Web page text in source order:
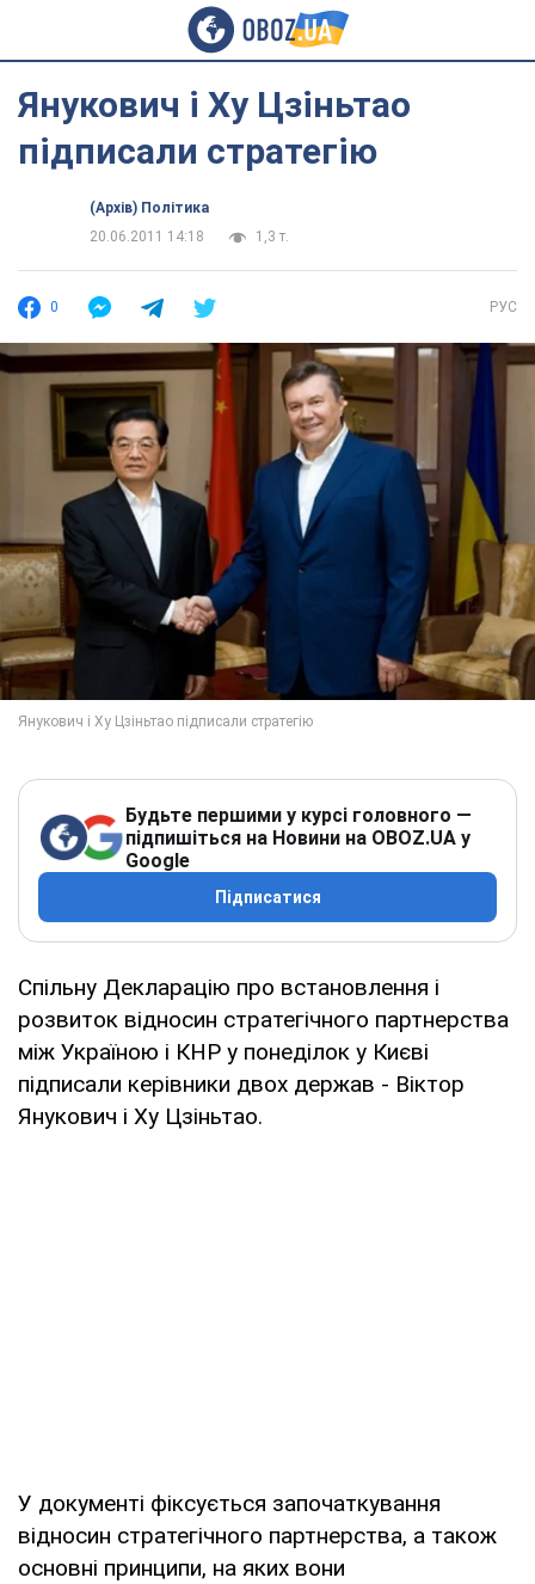
Янукович і Ху Цзіньтао
підписали стратегію
(Архів) Політика
20.06.2011 14:18
1,3 т.
0 РУС
Будьте першими у курсі головного —
підпишіться на Новини на OBOZ.UA у
Google
Підписатися
Спільну Декларацію про встановлення і
розвиток відносин стратегічного партнерства
між Україною і КНР у понеділок у Києві
підписали керівники двох держав - Віктор
Янукович і Ху Цзіньтао.
У документі фіксується започаткування
відносин стратегічного партнерства, а також
основні принципи, на яких вони